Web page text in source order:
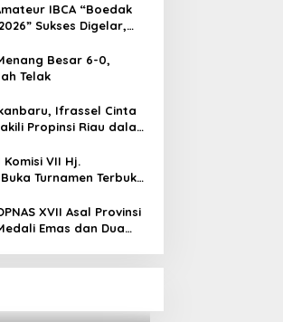
IBCA “Boedak
Sukses Digelar,
Besar 6-0,
Telak
Ifrassel Cinta
Propinsi Riau dalam
VII Hj.
Turnamen Terbuka
Utara
XVII Asal Provinsi
Emas dan Dua